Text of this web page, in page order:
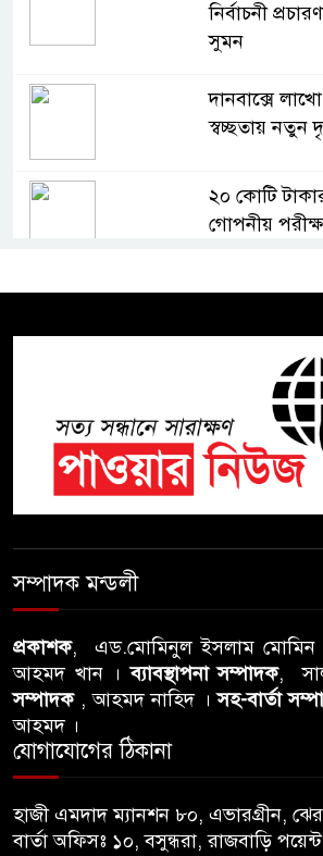
নির্বাচনী
সুমন
দানবাক্সে
স্বচ্ছতায় নতুন
২০ কোটি
গোপনীয়
সিলেটে
ঝুলন্ত মরদেহ
শতাব্দী রায়ের
বৈঠক,
ইঙ্গিত !
বিএনপি
আবু তালহা
মত টাওয়ার
গণবিজ্ঞপ্তি
প্রেসক্লাবে
সম্পাদক মন্ডলী
প্রকাশক, এড.মোমিনুল ইসলাম
আহমদ খান ।ব্যাবস্থাপনা সম্পাদক,
সম্পাদক, আহমদ নাহিদ ।সহ-বার্তা
আহমদ ।
যোগাযোগের ঠিকানা
হাজী এমদাদ ম্যানশন ৮০, এভারগ্রীন,
বার্তা অফিসঃ ১০, বসুন্ধরা, রাজবাড়ি